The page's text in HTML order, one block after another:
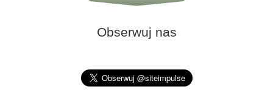
Obserwuj nas